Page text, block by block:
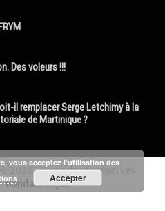
Des voleurs !!!
il remplacer Serge Letchimy à la
de Martinique ?
2020 - Tous droits réservés
Bondamanjak
vous acceptez l’utilisation des
Accepter